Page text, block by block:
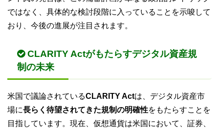
ではなく、具体的な検討段階に入っていることを示唆して
おり、今後の進展が注目されます。
CLARITY Actがもたらすデジタル資産規
制の未来
米国で議論されているCLARITY Actは、デジタル資産市
場に長らく待望されてきた規制の明確性をもたらすことを
目指しています。現在、仮想通貨は米国において、証券、